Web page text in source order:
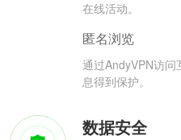
在线活动。
匿名浏览
通过AndyVPN访
息得到保护。
数据安全